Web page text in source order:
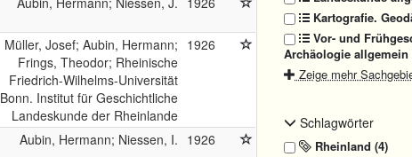
Müller, Josef; Aubin, Hermann;
Frings, Theodor; Rheinische
Friedrich-Wilhelms-Universität
Bonn. Institut für Geschichtliche
Landeskunde der Rheinlande
1926
Aubin, Hermann; Niessen, I. 1926
Kartografie.
Vor- und
Archäologie allgemein
Zeige mehr
Schlagwörter
Rheinland (4)